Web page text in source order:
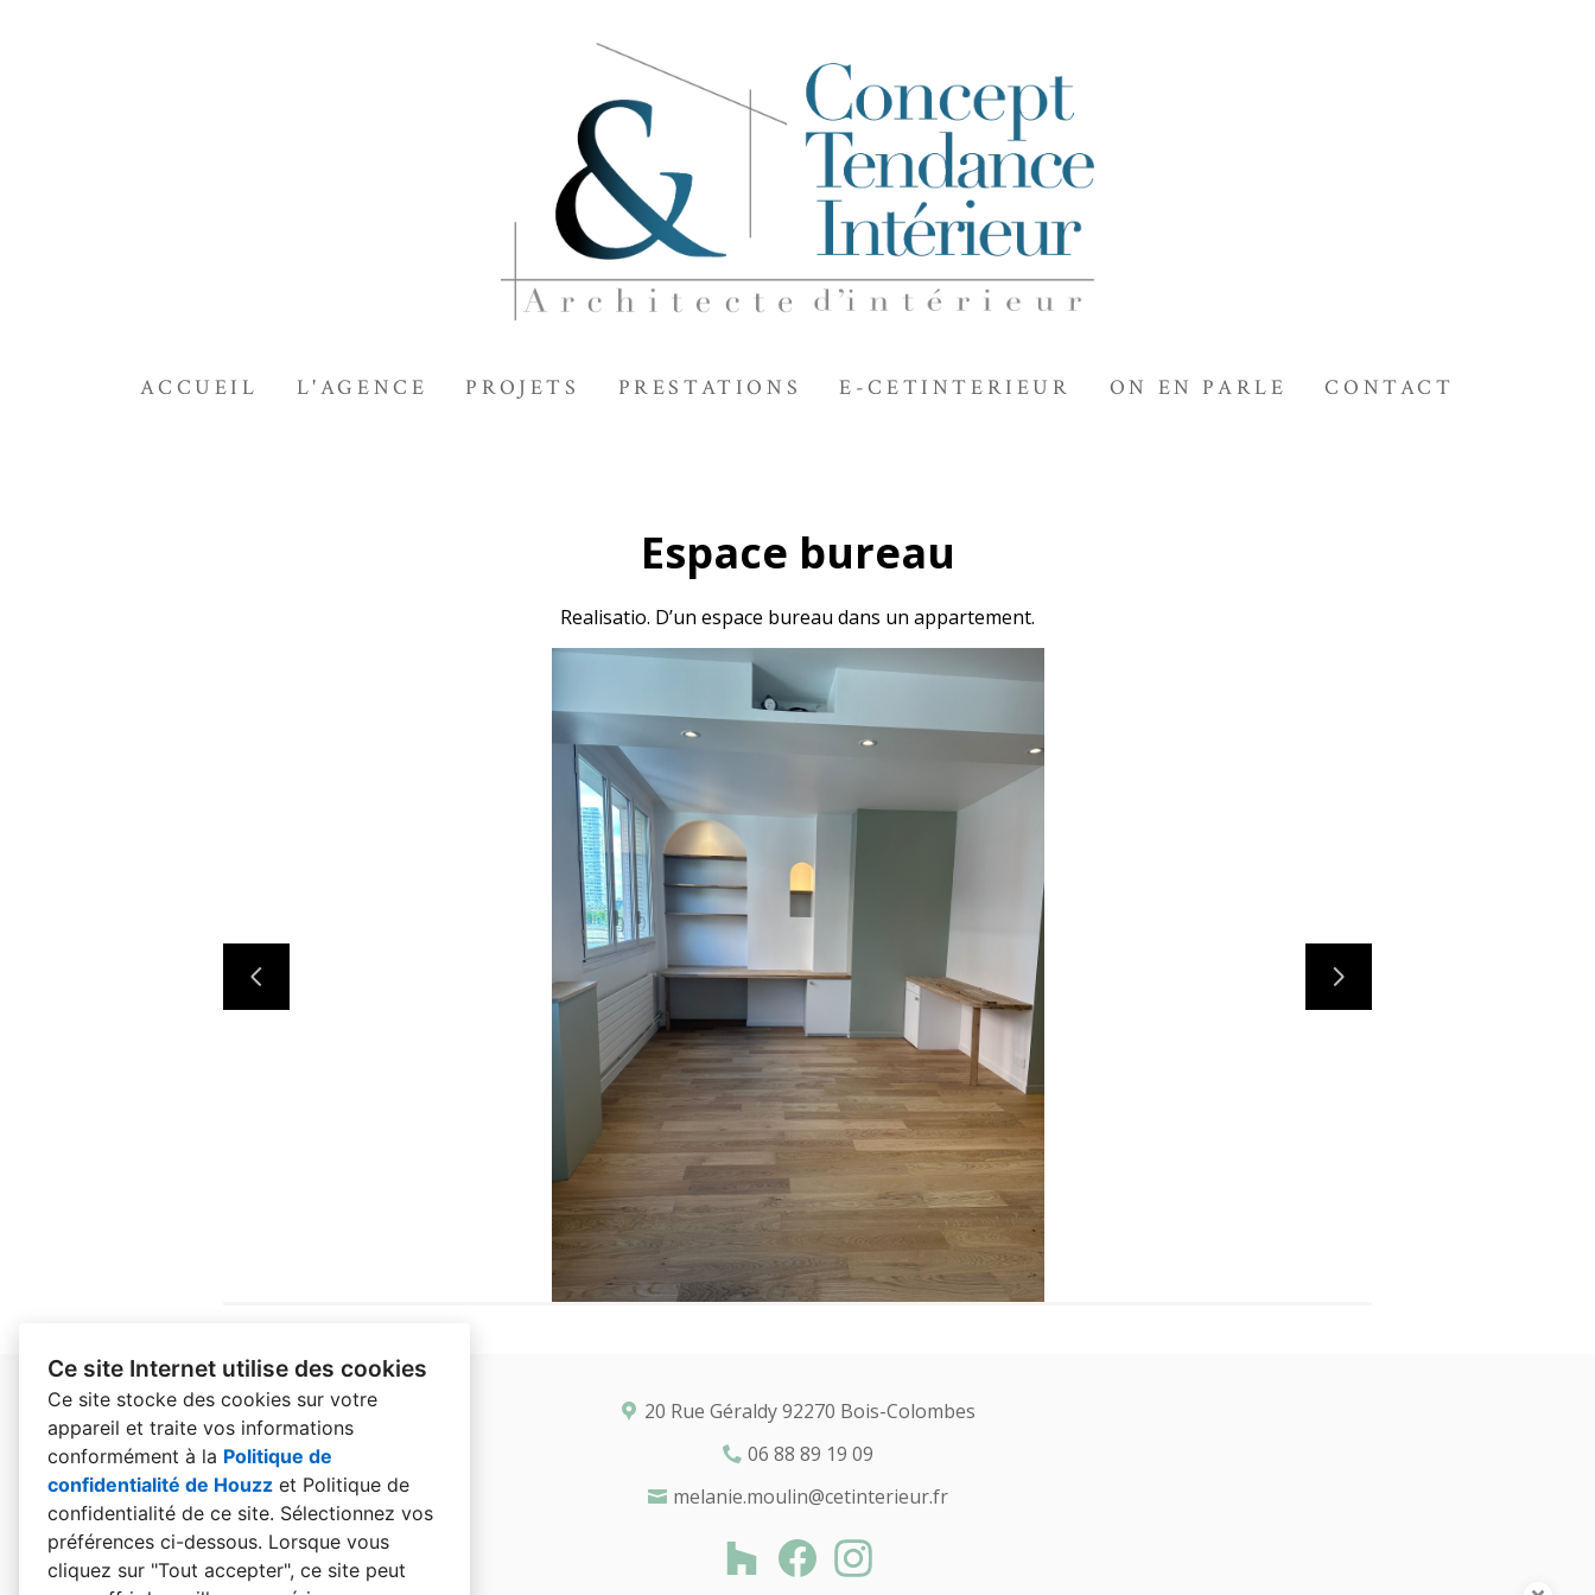
Ce site Internet utilise des cookies
Ce site stocke des cookies sur votre
appareil et traite vos informations
conformément à la Politique de
confidentialité de Houzz et Politique de
confidentialité de ce site. Sélectionnez vos
préférences ci-dessous. Lorsque vous
cliquez sur "Tout accepter", ce site peut
ACCUEIL L'AGENCE PROJETS PRESTATIONS E-CETINTERIEUR ON EN PARLE CONTACT
Espace bureau
Realisatio. D’un espace bureau dans un appartement.
20 Rue Géraldy 92270 Bois-Colombes
06 88 89 19 09
melanie.moulin@cetinterieur.fr